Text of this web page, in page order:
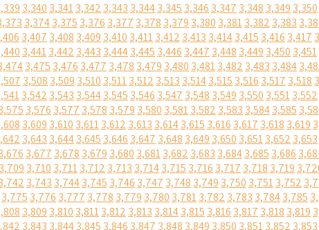
3,340 3,3413,342 3,343 3,3443,345 3,346 3,347 3,348 3,349 3,350
3,3743,375 3,376 3,377 3,378 3,379 3,380 3,3813,382 3,383
3,407 3,408 3,409 3,410 3,4113,412 3,413 3,4143,415 3,416 3,417
3,4413,442 3,443 3,4443,445 3,446 3,447 3,448 3,449 3,450 3,451
3,475 3,476 3,477 3,478 3,479 3,480 3,4813,482 3,483 3,484
3,508 3,509 3,510 3,5113,512 3,513 3,5143,515 3,516 3,517 3,518
3,542 3,543 3,5443,545 3,546 3,547 3,548 3,549 3,550 3,5513,552
3,576 3,577 3,578 3,579 3,580 3,5813,582 3,583 3,5843,585
3,609 3,610 3,6113,612 3,613 3,6143,615 3,616 3,617 3,618 3,619
3,643 3,6443,645 3,646 3,647 3,648 3,649 3,650 3,6513,652 3,653
3,677 3,678 3,679 3,680 3,6813,682 3,683 3,6843,685 3,686
3,709 3,710 3,7113,712 3,713 3,7143,715 3,716 3,717 3,718 3,719
3,743 3,7443,745 3,746 3,747 3,748 3,749 3,750 3,7513,752
3,775 3,776 3,777 3,778 3,779 3,780 3,7813,782 3,783 3,7843,785
3,809 3,810 3,8113,812 3,813 3,8143,815 3,816 3,817 3,818 3,819
3,843 3,8443,845 3,846 3,847 3,848 3,849 3,850 3,8513,852 3,853